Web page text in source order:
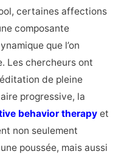
certaines affections
composante
que l’on
Les chercheurs ont
de pleine
progressive, la
behavior therapyet
non seulement
poussée, mais aussi